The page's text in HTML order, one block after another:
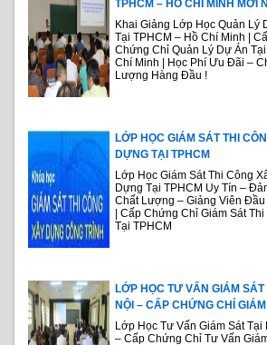
TPHCM – HỒ CHÍ MINH MỚI
Khai Giảng Lớp Học Quản Lý
Tại TPHCM – Hồ Chí Minh |
Chứng Chỉ Quản Lý Dự Án
Chí Minh | Học Phí Ưu Đãi –
Lượng Hàng Đầu !
LỚP HỌC GIÁM SÁT THI
DỰNG TẠI TPHCM
Lớp Học Giám Sát Thi Công
Dựng Tại TPHCM Uy Tín –
Chất Lượng – Giảng Viên Đầu
| Cấp Chứng Chỉ Giám Sát
Tại TPHCM
LỚP HỌC TƯ VẤN GIÁM
NỘI – CẤP CHỨNG CHỈ
Lớp Học Tư Vấn Giám Sát Tại
– Cấp Chứng Chỉ Tư Vấn